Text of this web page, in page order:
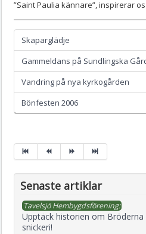
”Saint Paulia kännare”, inspirerar
Skaparglädje
Gammeldans på Sundlingska
Vandring på nya kyrkogården
Bönfesten 2006
Senaste artiklar
Tavelsjö Hembygdsförening:
Upptäck historien om
snickeri!